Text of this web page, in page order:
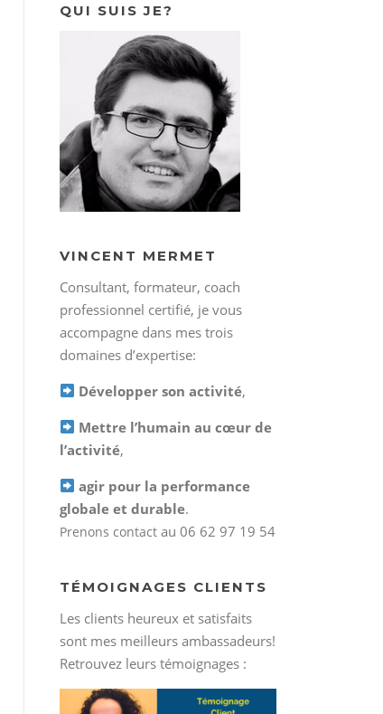
QUI SUIS JE?
VINCENT MERMET
Consultant, formateur, coach
professionnel certifié, je vous
accompagne dans mes trois
domaines d’expertise:
Développer son activité,
Mettre l’humain au cœur de
l’activité,
agir pour la performance
globale et durable.
Prenons contact au 06 62 97 19 54
TÉMOIGNAGES CLIENTS
Les clients heureux et satisfaits
sont mes meilleurs ambassadeurs!
Retrouvez leurs témoignages :